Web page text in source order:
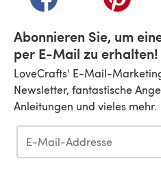
Abonnieren Sie, um
per E-Mail zu erhalten!
LoveCrafts' E-Mail-
Newsletter, fantastische
Anleitungen und vieles mehr.